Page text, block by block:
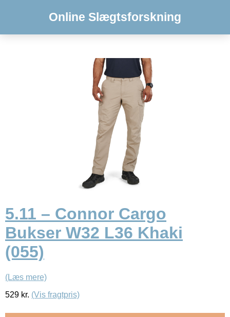
Online Slægtsforskning
5.11 – Connor Cargo
Bukser W32 L36 Khaki
(055)
(Læs mere)
529 kr. (Vis fragtpris)